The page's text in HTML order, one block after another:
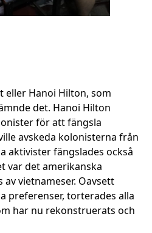
eller Hanoi Hilton, som
det. Hanoi Hilton
för att fängsla
avskeda kolonisterna från
aktivister fängslades också
var det amerikanska
vietnameser. Oavsett
preferenser, torterades alla
har nu rekonstruerats och